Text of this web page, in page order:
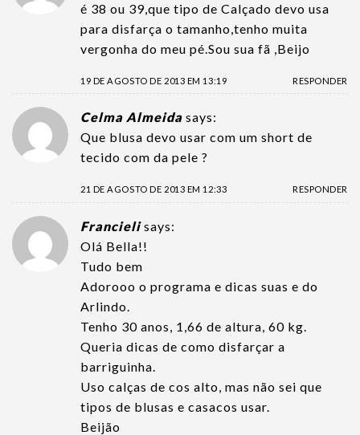
é 38 ou 39,que tipo de Calçado devo usa
para disfarça o tamanho,tenho muita
vergonha do meu pé.Sou sua fã ,Beijo
19 DE AGOSTO DE 2013 EM 13:19 RESPONDER
Celma Almeida says:
Que blusa devo usar com um short de
tecido com da pele ?
21 DE AGOSTO DE 2013 EM 12:33 RESPONDER
Francieli says:
Olá Bella!!
Tudo bem
Adorooo o programa e dicas suas e do
Arlindo.
Tenho 30 anos, 1,66 de altura, 60 kg.
Queria dicas de como disfarçar a
barriguinha.
Uso calças de cos alto, mas não sei que
tipos de blusas e casacos usar.
Beijão